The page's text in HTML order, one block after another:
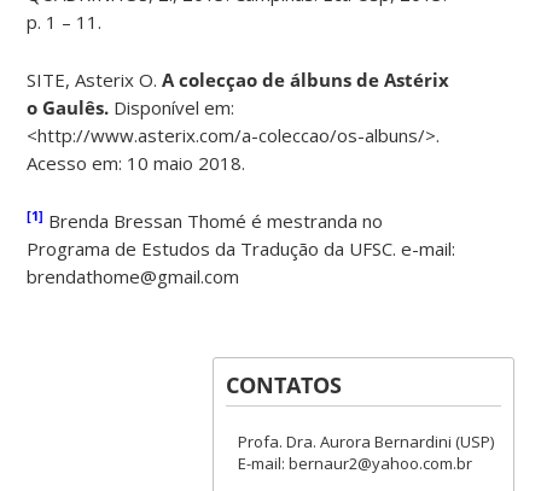
p. 1 – 11.
SITE, Asterix O.A colecçao de álbuns de Astérix
o Gaulês. Disponível em:
<http://www.asterix.com/a-coleccao/os-albuns/>.
Acesso em: 10 maio 2018.
[1] Brenda Bressan Thomé é mestranda no
Programa de Estudos da Tradução da UFSC. e-mail:
brendathome@gmail.com
CONTATOS
Profa. Dra. Aurora Bernardini (USP)
E-mail: bernaur2@yahoo.com.br